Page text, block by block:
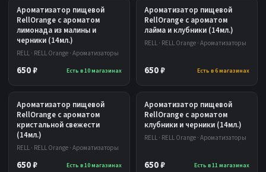
Ароматизатор пищевой
RellOrange с ароматом
лимонада из малины и
черники (14мл.)
RELL · RELL Orange · Ароматизаторы
650 ₽ Есть в 10 магазинах
Ароматизатор пищевой
RellOrange с ароматом
лайма и клубники (14мл.)
RELL · RELL Orange · Ароматизаторы
650 ₽ Есть в 6 магазинах
Ароматизатор пищевой
RellOrange с ароматом
кристальной свежести
(14мл.)
RELL · RELL Orange · Ароматизаторы
650 ₽ Есть в 10 магазинах
Ароматизатор пищевой
RellOrange с ароматом
клубники и черники (14мл.)
RELL · RELL Orange · Ароматизаторы
650 ₽ Есть в 11 магазинах